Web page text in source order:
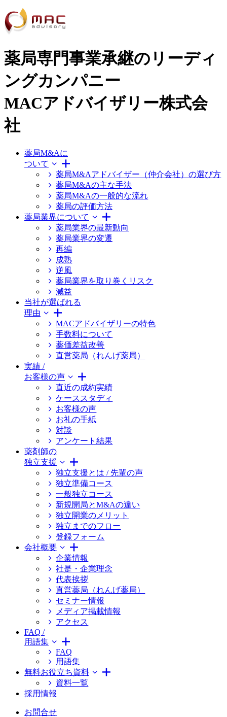
薬局専門事業承継のリーディ
ングカンパニー
MACアドバイザリー株式会
社
薬局M&Aに
ついて
薬局M&Aアドバイザー（仲介会社）の選び方
薬局M&Aの主な手法
薬局M&Aの一般的な流れ
薬局の評価方法
薬局業界について
薬局業界の最新動向
薬局業界の変遷
再編
成熟
逆風
薬局業界を取り巻くリスク
減益
当社が選ばれる
理由
MACアドバイザリーの特色
手数料について
薬価差益改善
直営薬局（れんげ薬局）
実績 /
お客様の声
直近の成約実績
ケーススタディ
お客様の声
お礼の手紙
対談
アンケート結果
薬剤師の
独立支援
独立支援とは / 先輩の声
独立準備コース
一般独立コース
新規開局とM&Aの違い
独立開業のメリット
独立までのフロー
登録フォーム
会社概要
企業情報
社是・企業理念
代表挨拶
直営薬局（れんげ薬局）
セミナー情報
メディア掲載情報
アクセス
FAQ /
用語集
FAQ
用語集
無料お役立ち資料
資料一覧
採用情報
お問合せ